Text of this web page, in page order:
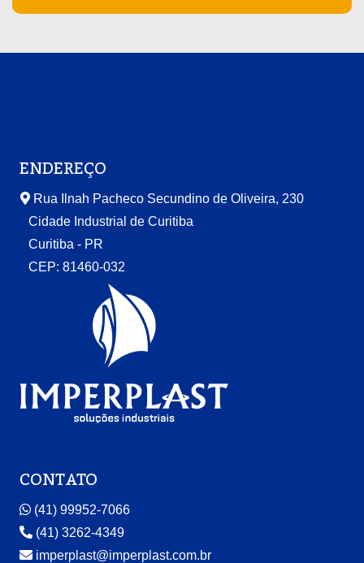
ENDEREÇO
Rua Ilnah Pacheco Secundino de Oliveira, 230
Cidade Industrial de Curitiba
Curitiba - PR
CEP: 81460-032
CONTATO
(41) 99952-7066
(41) 3262-4349
imperplast@imperplast.com.br